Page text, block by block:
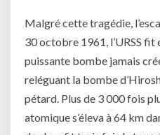
Malgré cette tragédie,
30 octobre 1961, l’URSS fit
puissante bombe jamais
reléguant la bombe
pétard. Plus de 3 000 fois
atomique s’éleva à 64 km